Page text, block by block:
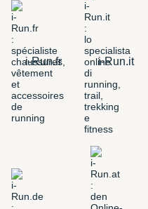
i-Run.fr i-Run.it